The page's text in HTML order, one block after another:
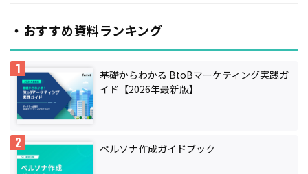
・おすすめ資料ランキング
基礎からわかる BtoBマーケティング実践ガ
イド【2026年最新版】
ペルソナ作成ガイドブック